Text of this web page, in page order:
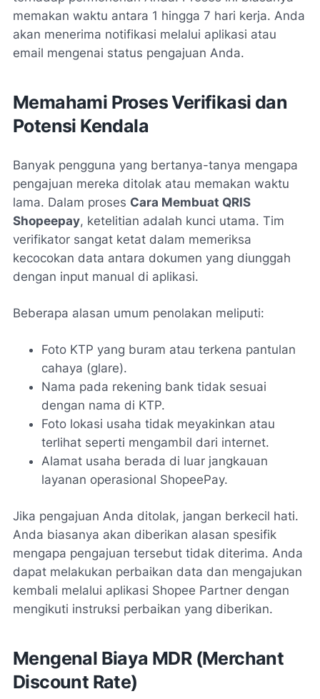
memakan waktu antara 1 hingga 7 hari kerja. Anda
akan menerima notifikasi melalui aplikasi atau
email mengenai status pengajuan Anda.
Memahami Proses Verifikasi dan
Potensi Kendala
Banyak pengguna yang bertanya-tanya mengapa
pengajuan mereka ditolak atau memakan waktu
lama. Dalam proses Cara Membuat QRIS
Shopeepay, ketelitian adalah kunci utama. Tim
verifikator sangat ketat dalam memeriksa
kecocokan data antara dokumen yang diunggah
dengan input manual di aplikasi.
Beberapa alasan umum penolakan meliputi:
Foto KTP yang buram atau terkena pantulan
cahaya (glare).
Nama pada rekening bank tidak sesuai
dengan nama di KTP.
Foto lokasi usaha tidak meyakinkan atau
terlihat seperti mengambil dari internet.
Alamat usaha berada di luar jangkauan
layanan operasional ShopeePay.
Jika pengajuan Anda ditolak, jangan berkecil hati.
Anda biasanya akan diberikan alasan spesifik
mengapa pengajuan tersebut tidak diterima. Anda
dapat melakukan perbaikan data dan mengajukan
kembali melalui aplikasi Shopee Partner dengan
mengikuti instruksi perbaikan yang diberikan.
Mengenal Biaya MDR (Merchant
Discount Rate)